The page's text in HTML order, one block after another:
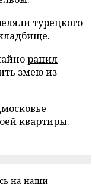
турецкого
ранил
змею из
квартиры.
на наши